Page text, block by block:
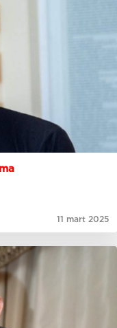
11 mart 2025